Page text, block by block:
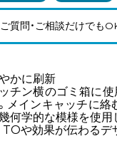
ご質問・ご相談だけでも
かに刷新
チン横のゴミ箱に
メインキャッチに
何学的な模様を使用
や効果が伝わるデ